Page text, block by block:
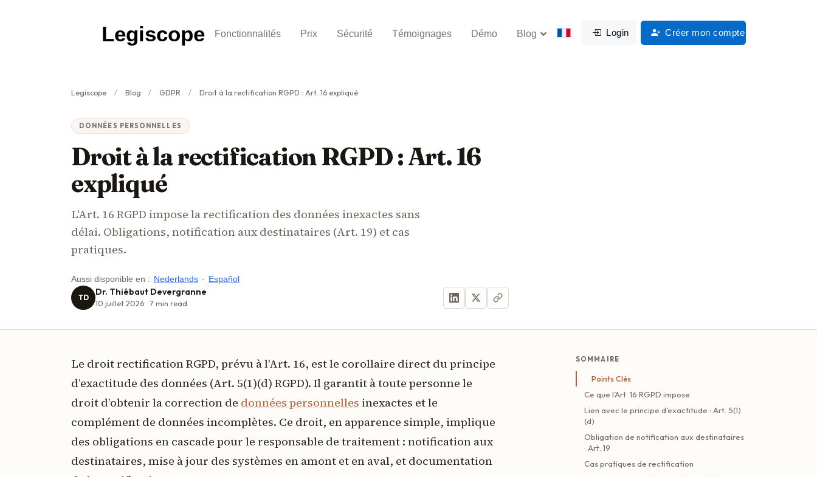
Legiscope Fonctionnalités Prix Sécurité Témoignages Démo Blog Login Créer mon compte
Legiscope Blog GDPR Droit à la rectification RGPD : Art. 16 expliqué
DONNÉES PERSONNELLES
Droit à la rectification RGPD : Art. 16
expliqué
L'Art. 16 RGPD impose la rectification des données inexactes sans
délai. Obligations, notification aux destinataires (Art. 19) et cas
pratiques.
Aussi disponible en : Nederlands · Español
TD Dr. Thiébaut Devergranne
10 juillet 2026 7 min read
Le droit rectification RGPD, prévu à l’Art. 16, est le corollaire direct du principe
d’exactitude des données (Art. 5(1)(d) RGPD). Il garantit à toute personne le
droit d’obtenir la correction de données personnelles inexactes et le
complément de données incomplètes. Ce droit, en apparence simple, implique
des obligations en cascade pour le responsable de traitement : notification aux
destinataires, mise à jour des systèmes en amont et en aval, et documentation
SOMMAIRE
Points Clés
Ce que l’Art. 16 RGPD impose
Lien avec le principe d’exactitude : Art. 5(1)
(d)
Obligation de notification aux destinataires
: Art. 19
Cas pratiques de rectification